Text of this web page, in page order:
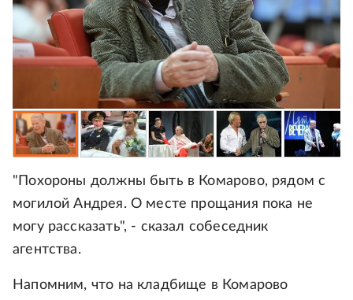
"Похороны должны быть в Комарово, рядом с
могилой Андрея. О месте прощания пока не
могу рассказать", - сказал собеседник
агентства.
Напомним, что на кладбище в Комарово